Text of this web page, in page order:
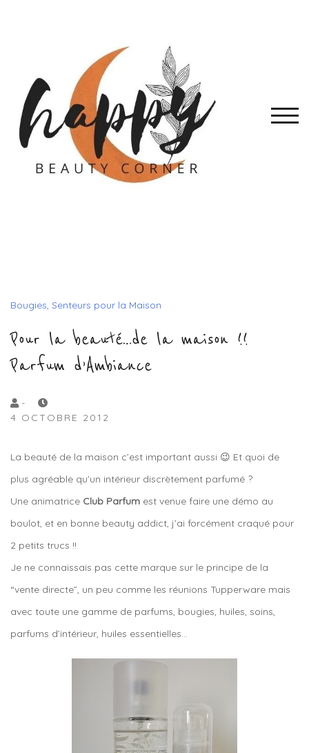
Bougies, Senteurs pour la Maison
Pour la beauté…de la maison !!
Parfum d’Ambiance
by
Lola
-
4 OCTOBRE 2012
La beauté de la maison c’est important aussi 😉 Et quoi de
plus agréable qu’un intérieur discrètement parfumé ?
Une animatrice Club Parfum est venue faire une démo au
boulot, et en bonne beauty addict, j’ai forcément craqué pour
2 petits trucs !!
Je ne connaissais pas cette marque sur le principe de la
“vente directe”, un peu comme les réunions Tupperware mais
avec toute une gamme de parfums, bougies, huiles, soins,
parfums d’intérieur, huiles essentielles…